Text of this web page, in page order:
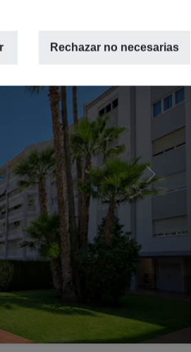
Rechazar no necesarias
Next